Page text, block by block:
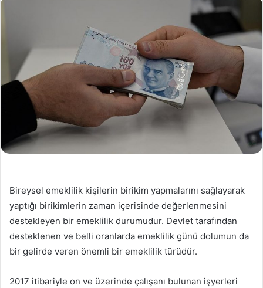
Bireysel emeklilik kişilerin birikim yapmalarını sağlayarak
yaptığı birikimlerin zaman içerisinde değerlenmesini
destekleyen bir emeklilik durumudur. Devlet tarafından
desteklenen ve belli oranlarda emeklilik günü dolumun da
bir gelirde veren önemli bir emeklilik türüdür.
2017 itibariyle on ve üzerinde çalışanı bulunan işyerleri